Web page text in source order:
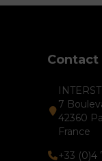
Contact
7
42360
France
+33 (0)4